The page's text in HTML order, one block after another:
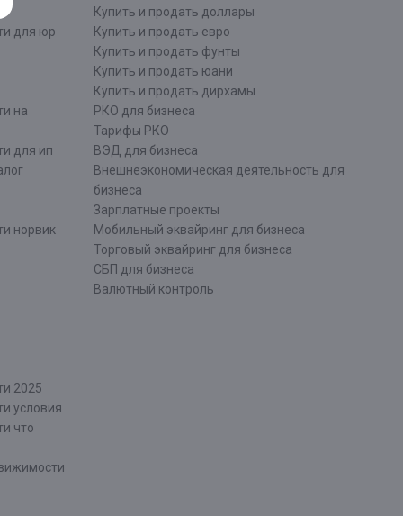
для юр
на
для ип
норвик
2025
условия
что
Купить и продать доллары
Купить и продать евро
Купить и продать фунты
Купить и продать юани
Купить и продать дирхамы
РКО для бизнеса
Тарифы РКО
ВЭД для бизнеса
Внешнеэкономическая деятельность для
бизнеса
Зарплатные проекты
Мобильный эквайринг для бизнеса
Торговый эквайринг для бизнеса
СБП для бизнеса
Валютный контроль